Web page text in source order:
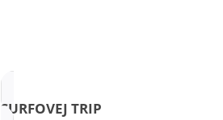
SURFOVEJ TRIP